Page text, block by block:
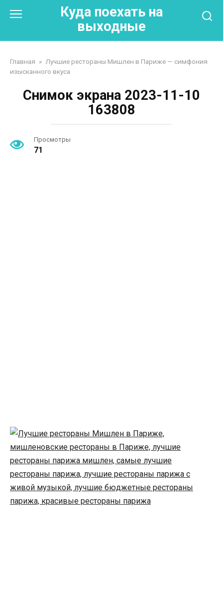
Куда поехать на
выходные
Главная » Лучшие рестораны Мишлен в Париже — симфония
изысканного вкуса
Снимок экрана 2023-11-10
163808
Просмотры
71